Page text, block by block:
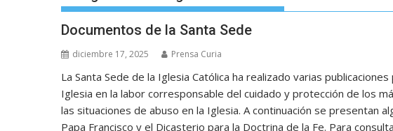
Documentos de la Santa Sede
diciembre 17, 2025 Prensa Curia
La Santa Sede de la Iglesia Católica ha realizado varias
Iglesia en la labor corresponsable del cuidado y protección de los
las situaciones de abuso en la Iglesia. A continuación se presentan
Papa Francisco y el Dicasterio para la Doctrina de la Fe. Para